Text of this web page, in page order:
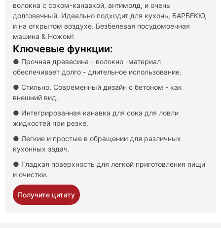
волокна с соком-канавкой, антимолд, и очень
долговечный. Идеально подходит для кухонь, БАРБЕКЮ,
и на открытом воздухе. Безбелевая посудомоечная
машина & Ножом!
Ключевые функции:
● Прочная древесина - волокно -материал
обеспечивает долго - длительное использование.
● Стильно, Современный дизайн с бетоном - как
внешний вид.
● Интегрированная канавка для сока для ловли
жидкостей при резке.
● Легкие и простые в обращении для различных
кухонных задач.
● Гладкая поверхность для легкой приготовления пищи
и очистки.
Получите цитату